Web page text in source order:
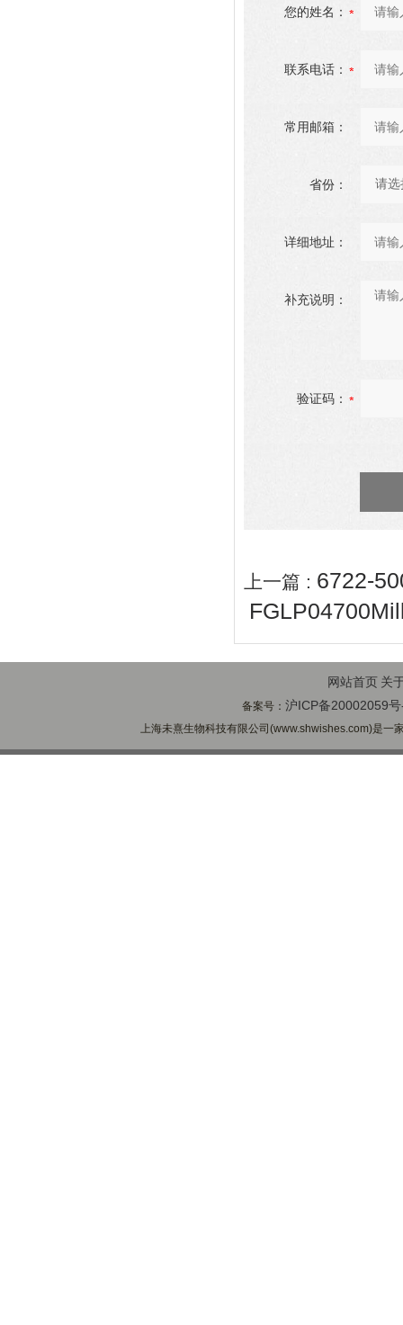
您的姓名：
联系电话：
常用邮箱：
省份：
详细地址：
补充说明：
验证码：
上一篇 : 6722-
网站首页 关
备案号：沪ICP备20002059
上海未熹生物科技有限公司(www.shwishes.com)是一